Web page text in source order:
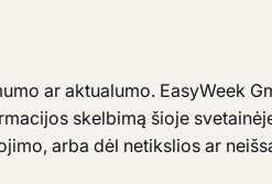
ar aktualumo. EasyWeek
skelbimą šioje
arba dėl netikslios ar